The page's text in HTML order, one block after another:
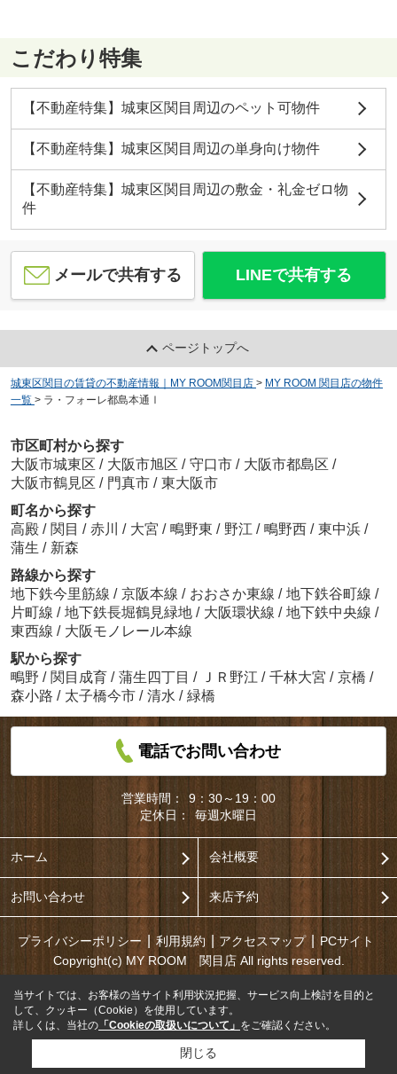
こだわり特集
【不動産特集】城東区関目周辺のペット可物件
【不動産特集】城東区関目周辺の単身向け物件
【不動産特集】城東区関目周辺の敷金・礼金ゼロ物
件
メールで共有する LINEで共有する
ページトップへ
城東区関目の賃貸の不動産情報｜MY ROOM関目店 > MY ROOM 関目店の物件
一覧 > ラ・フォーレ都島本通Ⅰ
市区町村から探す
大阪市城東区 / 大阪市旭区 / 守口市 / 大阪市都島区 /
大阪市鶴見区 / 門真市 / 東大阪市
町名から探す
高殿 / 関目 / 赤川 / 大宮 / 鴫野東 / 野江 / 鴫野西 / 東中浜 /
蒲生 / 新森
路線から探す
地下鉄今里筋線 / 京阪本線 / おおさか東線 / 地下鉄谷町線 /
片町線 / 地下鉄長堀鶴見緑地 / 大阪環状線 / 地下鉄中央線 /
東西線 / 大阪モノレール本線
駅から探す
鴫野 / 関目成育 / 蒲生四丁目 / ＪＲ野江 / 千林大宮 / 京橋 /
森小路 / 太子橋今市 / 清水 / 緑橋
電話でお問い合わせ
営業時間：
9：30～19：00
定休日：
毎週水曜日
ホーム 会社概要
お問い合わせ 来店予約
プライバシーポリシー 利用規約 アクセスマップ
PCサイト
Copyright(c) MY ROOM 関目店 All rights reserved.
当サイトでは、お客様の当サイト利用状況把握、サービス向上検討を目的と
して、クッキー（Cookie）を使用しています。
詳しくは、当社の 「Cookieの取扱いについて」 をご確認ください。
閉じる